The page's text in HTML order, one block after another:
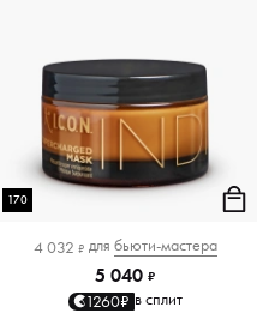
170
4 032 ₽ для бьюти-мастера
5 040 ₽
1260₽ в сплит